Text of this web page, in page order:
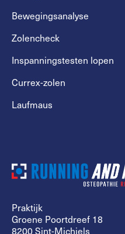
Bewegingsanalyse
Zolencheck
Inspanningstesten lopen
Currex-zolen
Laufmaus
Praktijk
Groene Poortdreef 18
8200 Sint-Michiels